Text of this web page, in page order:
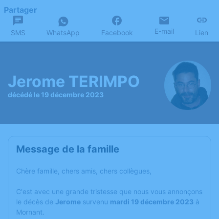
Partager
SMS WhatsApp Facebook E-mail Lien
Jerome TERIMPO
décédé le 19 décembre 2023
Message de la famille
Chère famille, chers amis, chers collègues,
C'est avec une grande tristesse que nous vous annonçons
le décès de Jerome survenu mardi 19 décembre 2023 à
Mornant.